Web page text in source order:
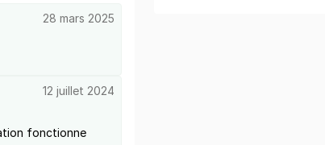
28 mars 2025
12 juillet 2024
fonctionne